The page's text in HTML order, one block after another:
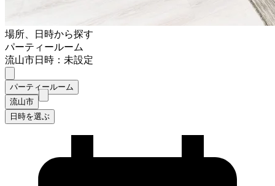
場所、日時から探す
パーティールーム
流山市日時：未設定
パーティールーム
流山市
日時を選ぶ